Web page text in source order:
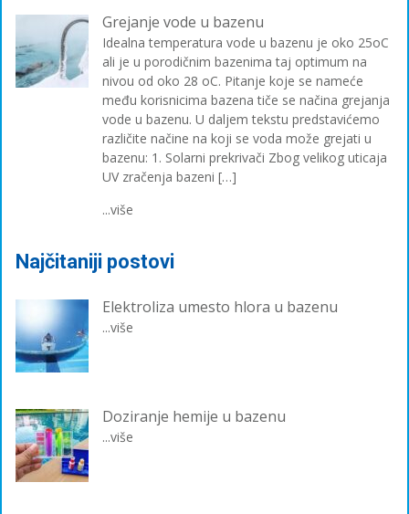
Grejanje vode u bazenu
Idealna temperatura vode u bazenu je oko 25oC
ali je u porodičnim bazenima taj optimum na
nivou od oko 28 oC. Pitanje koje se nameće
među korisnicima bazena tiče se načina grejanja
vode u bazenu. U daljem tekstu predstavićemo
različite načine na koji se voda može grejati u
bazenu: 1. Solarni prekrivači Zbog velikog uticaja
UV zračenja bazeni […]
...više
Najčitaniji postovi
Elektroliza umesto hlora u bazenu
...više
Doziranje hemije u bazenu
...više